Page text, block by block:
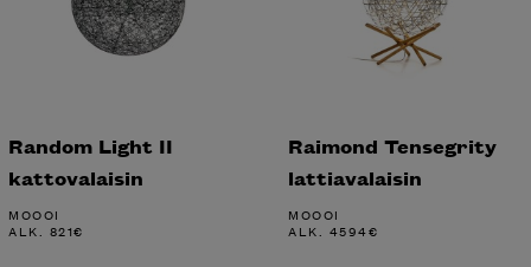
Random Light II
kattovalaisin
MOOOI
ALK. 821€
Raimond Tensegrity
lattiavalaisin
MOOOI
ALK. 4594€